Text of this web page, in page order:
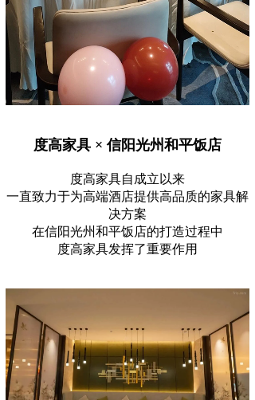
度高家具 × 信阳光州和平饭店
度高家具自成立以来
一直致力于为高端酒店提供高品质的家具解
决方案
在信阳光州和平饭店的打造过程中
度高家具发挥了重要作用